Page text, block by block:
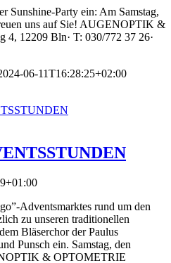
Sunshine-Party ein: Am Samstag,
uns auf Sie! AUGENOPTIK &
12209 Bln· T: 030/772 37 26·
06-11T16:28:25+02:00
Adventsmarktes rund um den
zu unseren traditionellen
Bläserchor der Paulus
Punsch ein. Samstag, den
& OPTOMETRIE